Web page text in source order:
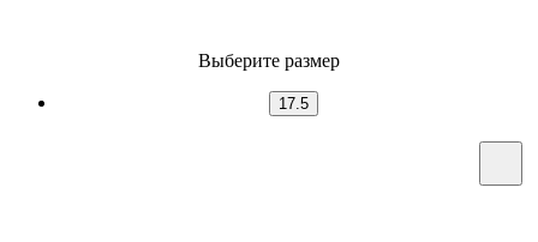
Выберите размер
17.5